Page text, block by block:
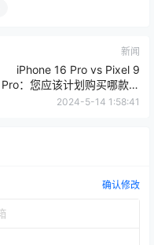
新闻
iPhone 16 Pro vs Pixel 9
Pro：您应该计划购买哪款手
机？
2024-5-14 1:58:41
确认修改